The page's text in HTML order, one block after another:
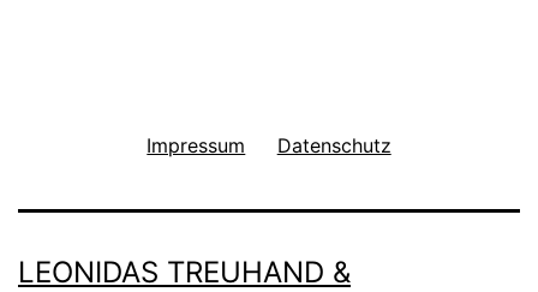
Update
und
Impressum Datenschutz
LEONIDAS TREUHAND &